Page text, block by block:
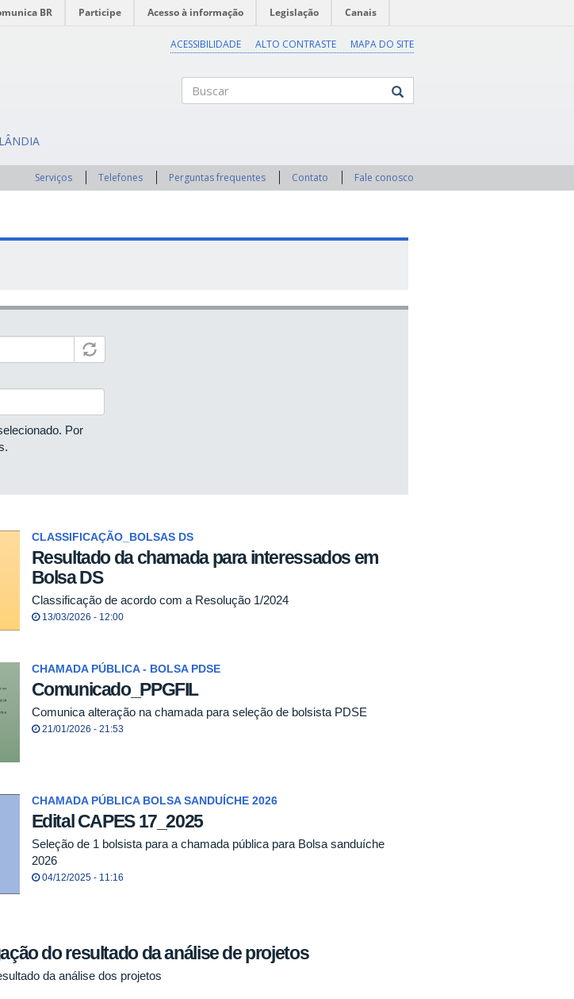
BR Participe Acesso à informação Legislação Canais
ACESSIBILIDADE ALTO CONTRASTE MAPA DO SITE
Serviços Telefones Perguntas frequentes Contato Fale conosco
Por
CLASSIFICAÇÃO_BOLSAS DS
Resultado da chamada para interessados em
Bolsa DS
Classificação de acordo com a Resolução 1/2024
13/03/2026 - 12:00
CHAMADA PÚBLICA - BOLSA PDSE
Comunicado_PPGFIL
Comunica alteração na chamada para seleção de bolsista PDSE
21/01/2026 - 21:53
CHAMADA PÚBLICA BOLSA SANDUÍCHE 2026
Edital CAPES 17_2025
Seleção de 1 bolsista para a chamada pública para Bolsa sanduíche
2026
04/12/2025 - 11:16
do resultado da análise de projetos
da análise dos projetos